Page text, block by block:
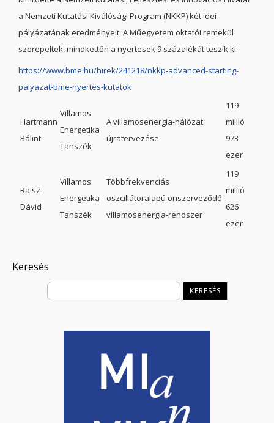
a Nemzeti Kutatási Kiválósági Program (NKKP) két idei
pályázatának eredményeit. A Műegyetem oktatói remekül
szerepeltek, mindkettőn a nyertesek 9 százalékát teszik ki.
https://www.bme.hu/hirek/241218/nkkp-advanced-starting-
palyazat-bme-nyertes-kutatok
Hartmann
Bálint
Villamos
Energetika
Tanszék
A villamosenergia-hálózat
újratervezése
119
millió
973
ezer
Raisz
Dávid
Villamos
Energetika
Tanszék
Többfrekvenciás
oszcillátoralapú önszerveződő
villamosenergia-rendszer
119
millió
626
ezer
Keresés